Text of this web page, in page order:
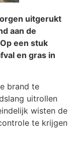
uitgerukt
aan de
een stuk
en gras in
brand te
uitrollen
wisten de
te krijgen